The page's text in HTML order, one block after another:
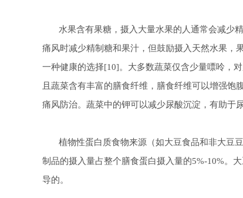
水果含有果糖，摄入大量水果的人通常会减少精
痛风时减少精制糖和果汁，但鼓励摄入天然水果，
一种健康的选择[10]。大多数蔬菜仅含少量嘌呤，
且蔬菜含有丰富的膳食纤维，膳食纤维可以增强
痛风防治。蔬菜中的钾可以减少尿酸沉淀，有助于尿
植物性蛋白质食物来源（如大豆食品和非大豆豆
制品的摄入量占整个膳食蛋白摄入量的5%-10%。
导的。